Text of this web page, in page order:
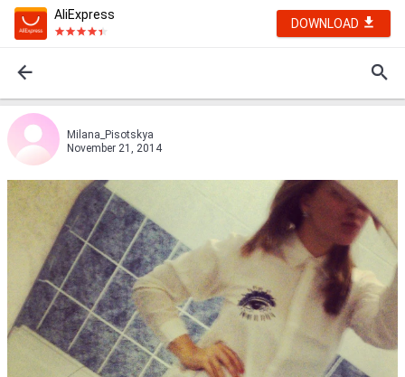
AliExpress
DOWNLOAD
Milana_Pisotskya
November 21, 2014